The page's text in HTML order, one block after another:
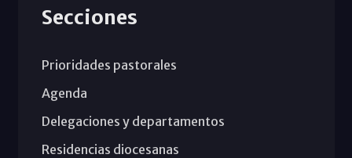
Secciones
Prioridades pastorales
Agenda
Delegaciones y departamentos
Residencias diocesanas